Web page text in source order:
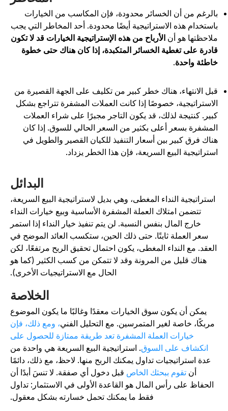
من أن الخسائر محدودة، فإن المكاسب من الخيارات
هذه الاستراتيجية أيضًا محدودة. أحد المخاطر التي يجب
هو أنالأرباح من هذه الإستراتيجية الخيارات قد لا تكون
على تغطية الخسائر المتكبدة، إذا كان هناك حتى خطوة
واحدة.
الانتهاء، هناك خطر كبير من تكليف على الجهة القصيرة من
خصوصًا إذا كانت العملات المشفرة تتراجع بشكل
كنتيجة لذلك، قد يكون التاجر مجبرًا على شراء العملات
بسعر أعلى بكثير من السعر الحالي للسوق. إذا كان
فرق كبير بين أسعار التنفيذ للكيان القصير والطويل في
البيع السريعة، فإن هذا الخطر يزداد.
البدائل
استراتيجية النداء المغطى، وهي بديل لاستراتيجية البيع السريعة،
تتضمن امتلاك العملة المشفرة الأساسية وبيع خيارات النداء
خارج المال بنفس النسبة. لن يتم تنفيذ خيار النداء إذا استمر
سعر العملة ثابتًا. حتى ذلك الحين، ستكسب العائد الموضح في
مع النداء المغطى، يكون احتمال تحقيق الربح مرتفعًا، لكن
هناك قليل من المرونة وقد لا تتمكن من كسب الكثير (كما هو
الحال مع الاستراتيجيات الأخرى).
الخلاصة
يمكن أن يكون سوق الخيارات معقدًا وغالبًا ما يكون الموضوع
مربكًا، خاصة لغير المتمرسين. مع التحليل الفني، ومع ذلك، فإن
خيارات العملة المشفرة تعد طريقة ممتازة للحصول على
انكشاف على السوق. استراتيجية البيع السريعة هي واحدة من
عدة استراتيجيات تداول يمكنك الربح منها. لاحظ، مع ذلك، دائمًا
تقوم ببحثك الخاصقبل دخول أي صفقة. لا تنسَ أبدًا أن
الحفاظ على رأس المال هو القاعدة الأولى في الاستثمار: تداول
فقط ما يمكنك تحمل خسارته بشكل معقول.